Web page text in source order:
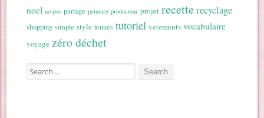
noel no poo partage peinture producteur projet recetterecyclage
shopping simple style tenues tutoriel vetements vocabulaire
voyage zéro déchet
Search for: